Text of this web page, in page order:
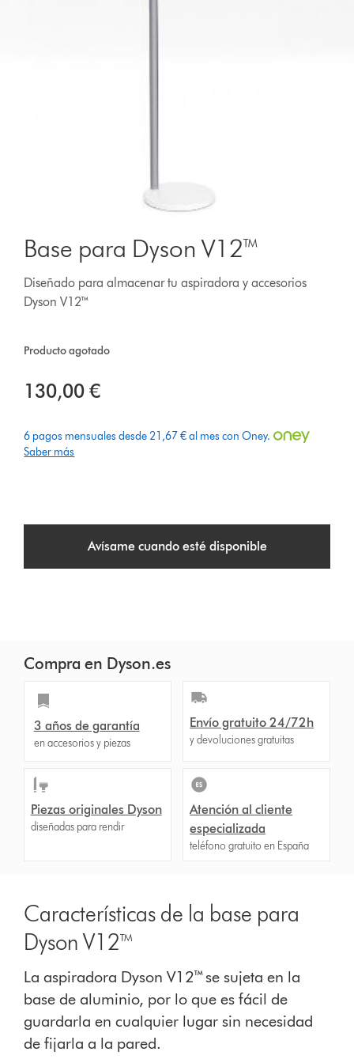
Base para Dyson V12™
Diseñado para almacenar tu aspiradora y accesorios
Dyson V12™
Producto agotado
130,00 €
6 pagos mensuales desde 21,67 € al mes con Oney.
Saber más
Avísame cuando esté disponible
Compra en Dyson.es
3 años de garantía
en accesorios y piezas
Envío gratuito 24/72h
y devoluciones gratuitas
Piezas originales Dyson
diseñadas para rendir
Atención al cliente
especializada
teléfono gratuito en España
Características de la base para
Dyson V12™
La aspiradora Dyson V12™ se sujeta en la
base de aluminio, por lo que es fácil de
guardarla en cualquier lugar sin necesidad
de fijarla a la pared.